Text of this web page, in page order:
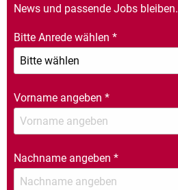
News und passende Jobs bleiben.
Bitte Anrede wählen *
Vorname angeben *
Nachname angeben *